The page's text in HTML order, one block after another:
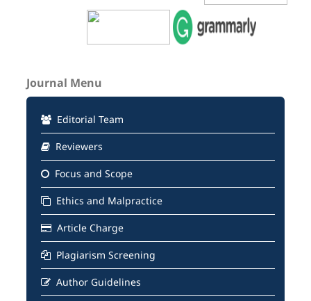
Journal Menu
Editorial Team
Reviewers
Focus and Scope
Ethics and Malpractice
Article Charge
Plagiarism Screening
Author Guidelines